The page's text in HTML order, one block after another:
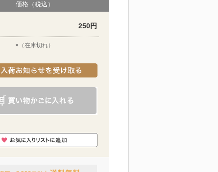
価格（税込）
250円
×（在庫切れ）